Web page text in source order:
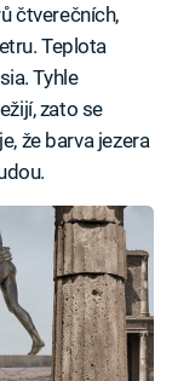
čtverečních,
Teplota
Tyhle
zato se
že barva jezera